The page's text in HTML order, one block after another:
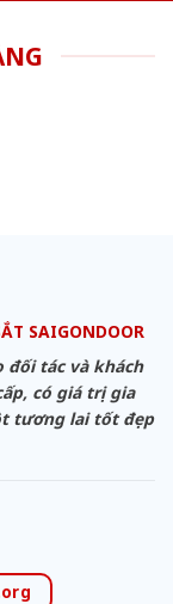
SAIGONDOOR
đối tác và khách
có giá trị gia
tương lai tốt đẹp